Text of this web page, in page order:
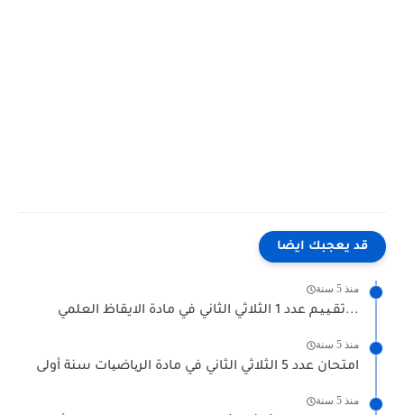
قد يعجبك ايضا
منذ 5 سنة
تقـیـیـم عدد 1 الثلاثي الثاني في مادة الايقاظ العلمي...
منذ 5 سنة
امتحان عدد 5 الثلاثي الثاني في مادة الریاضیات سنة أولى
منذ 5 سنة